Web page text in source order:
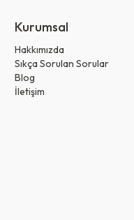
Kurumsal
Hakkımızda
Sıkça Sorulan Sorular
Blog
İletişim